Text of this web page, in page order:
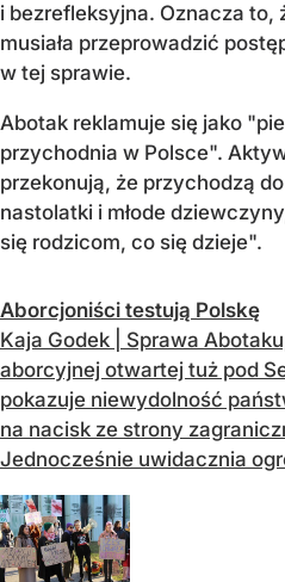
i bezrefleksyjna. Oznacza to,
musiała przeprowadzić
w tej sprawie.
Abotak reklamuje się jako
przychodnia w Polsce".
przekonują, że przychodzą
nastolatki i młode
się rodzicom, co się dzieje".
Aborcjoniści testują Polskę
Kaja Godek | Sprawa
aborcyjnej otwartej tuż pod
pokazuje niewydolność
na nacisk ze strony
Jednocześnie uwidacznia